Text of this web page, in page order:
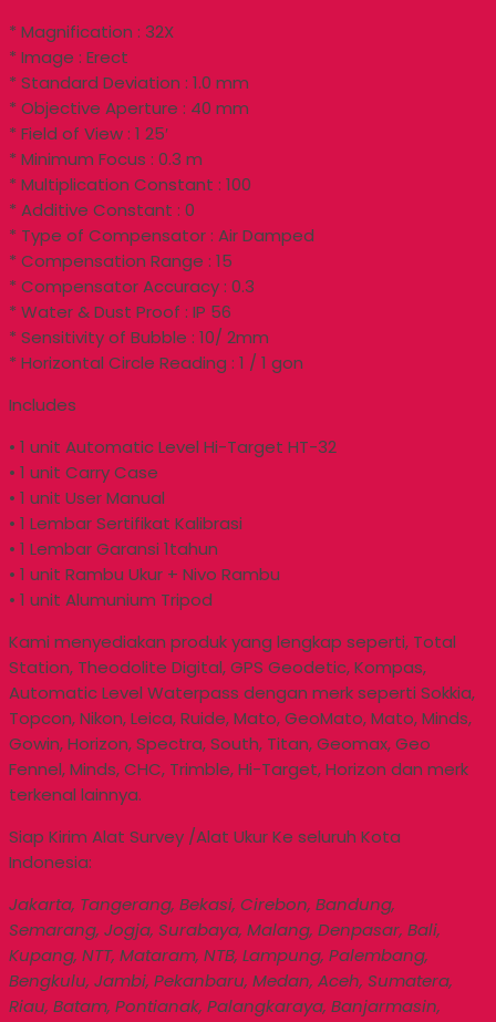
* Magnification : 32X
* Image : Erect
* Standard Deviation : 1.0 mm
* Objective Aperture : 40 mm
* Field of View : 1 25′
* Minimum Focus : 0.3 m
* Multiplication Constant : 100
* Additive Constant : 0
* Type of Compensator : Air Damped
* Compensation Range : 15
* Compensator Accuracy : 0.3
* Water & Dust Proof : IP 56
* Sensitivity of Bubble : 10/ 2mm
* Horizontal Circle Reading : 1 / 1 gon
Includes
• 1 unit Automatic Level Hi-Target HT-32
• 1 unit Carry Case
• 1 unit User Manual
• 1 Lembar Sertifikat Kalibrasi
• 1 Lembar Garansi 1tahun
• 1 unit Rambu Ukur + Nivo Rambu
• 1 unit Alumunium Tripod
Kami menyediakan produk yang lengkap seperti, Total
Station, Theodolite Digital, GPS Geodetic, Kompas,
Automatic Level Waterpass dengan merk seperti Sokkia,
Topcon, Nikon, Leica, Ruide, Mato, GeoMato, Mato, Minds,
Gowin, Horizon, Spectra, South, Titan, Geomax, Geo
Fennel, Minds, CHC, Trimble, Hi-Target, Horizon dan merk
terkenal lainnya.
Siap Kirim Alat Survey /Alat Ukur Ke seluruh Kota
Indonesia:
Jakarta, Tangerang, Bekasi, Cirebon, Bandung,
Semarang, Jogja, Surabaya, Malang, Denpasar, Bali,
Kupang, NTT, Mataram, NTB, Lampung, Palembang,
Bengkulu, Jambi, Pekanbaru, Medan, Aceh, Sumatera,
Riau, Batam, Pontianak, Palangkaraya, Banjarmasin,